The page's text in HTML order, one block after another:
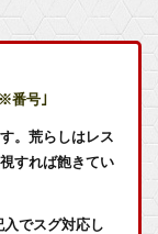
たいなっっっっ
番号｣
。荒らしはレス
すれば飽きてい
でスグ対応し